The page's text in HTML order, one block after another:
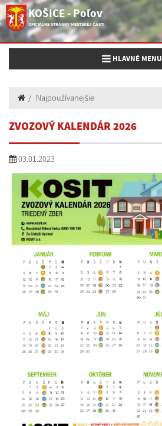
KOŠICE - Poľov
OFICIÁLNE STRÁNKY MESTSKEJ ČASTI
Toggle navigation
HLAVNÉ MENU
Najpoužívanejšie
ZVOZOVÝ KALENDÁR 2026
03.01.2023